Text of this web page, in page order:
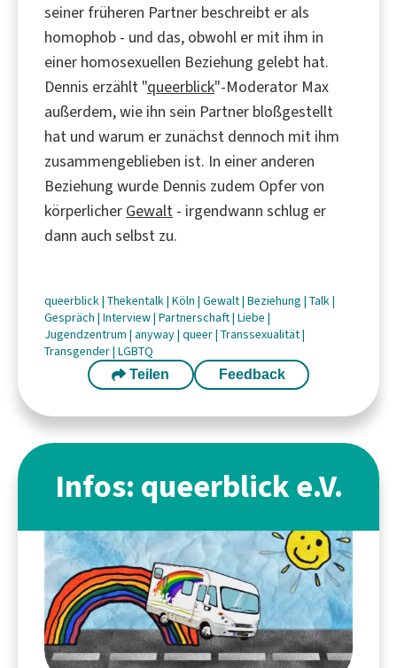
seiner früheren Partner beschreibt er als
homophob - und das, obwohl er mit ihm in
einer homosexuellen Beziehung gelebt hat.
Dennis erzählt "queerblick"-Moderator Max
außerdem, wie ihn sein Partner bloßgestellt
hat und warum er zunächst dennoch mit ihm
zusammengeblieben ist. In einer anderen
Beziehung wurde Dennis zudem Opfer von
körperlicher Gewalt - irgendwann schlug er
dann auch selbst zu.
queerblick| Thekentalk| Köln | Gewalt| Beziehung | Talk|
Gespräch | Interview| Partnerschaft| Liebe |
Jugendzentrum | anyway| queer| Transsexualität|
Transgender| LGBTQ
Teilen Feedback
Infos: queerblick e.V.